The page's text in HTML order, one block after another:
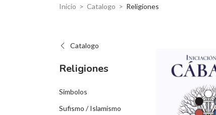
Inicio > Catalogo > Religiones
Catalogo
Religiones
Simbolos
Sufismo / Islamismo